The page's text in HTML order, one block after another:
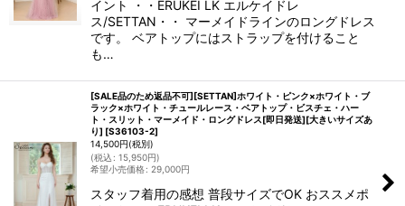
イント ・・ERUKEI LK エルケイドレ
ス/SETTAN・・ マーメイドラインのロングドレス
です。 ベアトップにはストラップを付けること
も…
[SALE品のため返品不可][SETTAN]ホワイト・ピンク×ホワイト・ブ
ラック×ホワイト・チュールレース・ベアトップ・ビスチェ・ハー
ト・スリット・マーメイド・ロングドレス[即日発送][大きいサイズあ
り] [S36103-2]
14,500円(税別)
(税込: 15,950円)
希望小売価格: 29,000円
スタッフ着用の感想 普段サイズでOK おススメポ